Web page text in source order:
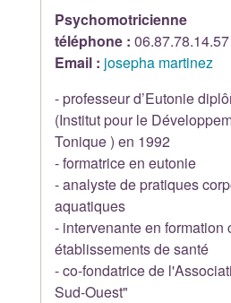
Psychomotricienne
téléphone : 06.87.78.14.57
Email : josepha martinez
- professeur d’Eutonie
(Institut pour le
Tonique ) en 1992
- formatrice en eutonie
- analyste de pratiques
aquatiques
- intervenante en formation
établissements de santé
- co-fondatrice de
Sud-Ouest"